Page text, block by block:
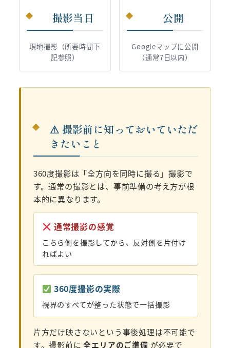
撮影当日
現地撮影（所要時間下
記参照）
公開
Googleマップに公開
（通常7日以内）
⚠ 撮影前に知っておいていただ
きたいこと
360度撮影は「全方向を同時に撮る」撮影で
す。通常の撮影とは、事前準備の考え方が根
本的に異なります。
通常撮影の感覚
こちら側を撮影してから、反対側を片付け
ればよい
360度撮影の実際
視界のすべてが整った状態で一括撮影
片方だけ映さないという事後処理は不可能で
す。撮影前に全エリアのご準備 が必要で